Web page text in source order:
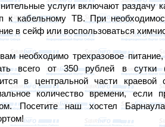
услуги включают раздачу
к кабельному ТВ. При
в сейф или воспользоваться
необходимо трехразовое
всего от 350 рублей в сутки
в центральной части
количество времени, если
Посетите наш хостел